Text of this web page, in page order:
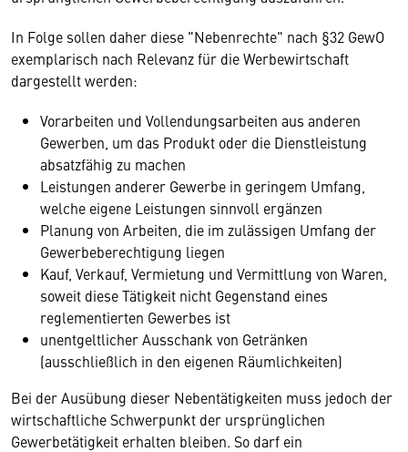
In Folge sollen daher diese "Nebenrechte" nach §32 GewO
exemplarisch nach Relevanz für die Werbewirtschaft
dargestellt werden:
Vorarbeiten und Vollendungsarbeiten aus anderen
Gewerben, um das Produkt oder die Dienstleistung
absatzfähig zu machen
Leistungen anderer Gewerbe in geringem Umfang,
welche eigene Leistungen sinnvoll ergänzen
Planung von Arbeiten, die im zulässigen Umfang der
Gewerbeberechtigung liegen
Kauf, Verkauf, Vermietung und Vermittlung von Waren,
soweit diese Tätigkeit nicht Gegenstand eines
reglementierten Gewerbes ist
unentgeltlicher Ausschank von Getränken
(ausschließlich in den eigenen Räumlichkeiten)
Bei der Ausübung dieser Nebentätigkeiten muss jedoch der
wirtschaftliche Schwerpunkt der ursprünglichen
Gewerbetätigkeit erhalten bleiben. So darf ein